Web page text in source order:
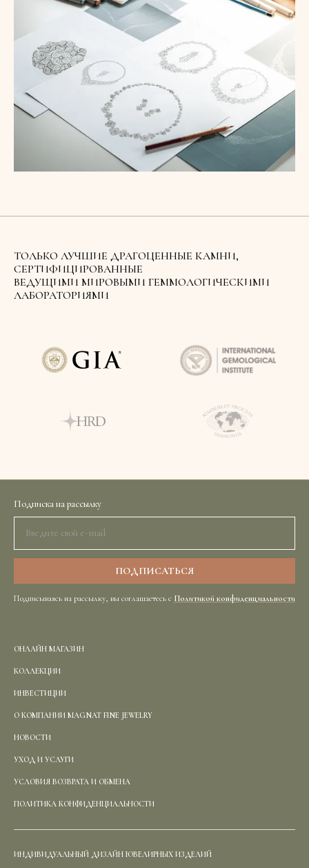
ТОЛЬКО ЛУЧШИЕ ДРАГОЦЕННЫЕ КАМНИ,
СЕРТИФИЦИРОВАННЫЕ
ВЕДУЩИМИ МИРОВЫМИ ГЕММОЛОГИЧЕСКИМИ
ЛАБОРАТОРИЯМИ
Подписка на рассылку
Подписываясь на рассылку, вы соглашаетесь с Политикой конфиденциальности
ОНЛАЙН МАГАЗИН
КОЛЛЕКЦИИ
ИНВЕСТИЦИИ
О КОМПАНИИ MAGNAT FINE JEWELRY
НОВОСТИ
УХОД И УСЛУГИ
УСЛОВИЯ ВОЗВРАТА И ОБМЕНА
ПОЛИТИКА КОНФИДЕНЦИАЛЬНОСТИ
ИНДИВИДУАЛЬНЫЙ ДИЗАЙН ЮВЕЛИРНЫХ ИЗДЕЛИЙ